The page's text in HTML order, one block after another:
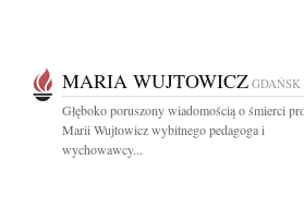
MARIA WUJTOWICZ GDAŃSK
Głęboko poruszony wiadomością o śmierci
Marii Wujtowicz wybitnego pedagoga i
wychowawcy...